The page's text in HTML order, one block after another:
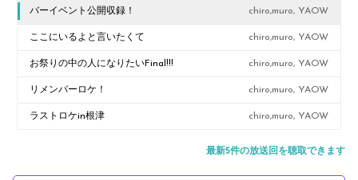
バーイベント公開収録！ chiro,muro, YAOW
ここにいるよと言いたくて chiro,muro, YAOW
お祭りの中の人になりたいFinal!!! chiro,muro, YAOW
リメンバーロケ！ chiro,muro, YAOW
ラストロケin根津 chiro,muro, YAOW
最新5件の放送回を聴取できます